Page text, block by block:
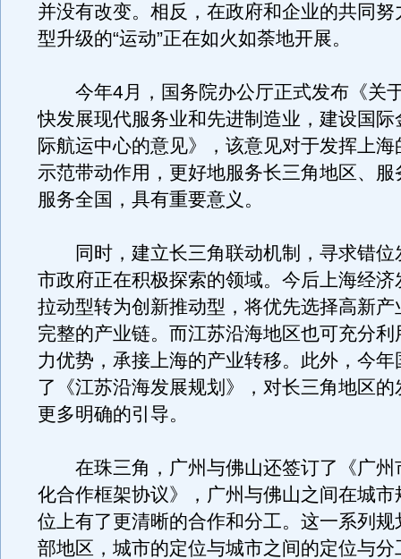
并没有改变。相反，在政府和企业的共同努
型升级的“运动”正在如火如荼地开展。
今年4月，国务院办公厅正式发布《关
快发展现代服务业和先进制造业，建设国际
际航运中心的意见》，该意见对于发挥上
示范带动作用，更好地服务长三角地区、服
服务全国，具有重要意义。
同时，建立长三角联动机制，寻求错位
市政府正在积极探索的领域。今后上海经济
拉动型转为创新推动型，将优先选择高新产
完整的产业链。而江苏沿海地区也可充分利
力优势，承接上海的产业转移。此外，今年
了《江苏沿海发展规划》，对长三角地区的
更多明确的引导。
在珠三角，广州与佛山还签订了《广州
化合作框架协议》，广州与佛山之间在城市
位上有了更清晰的合作和分工。这一系列规
部地区，城市的定位与城市之间的定位与分